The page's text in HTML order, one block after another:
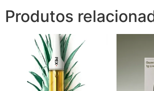
Produtos